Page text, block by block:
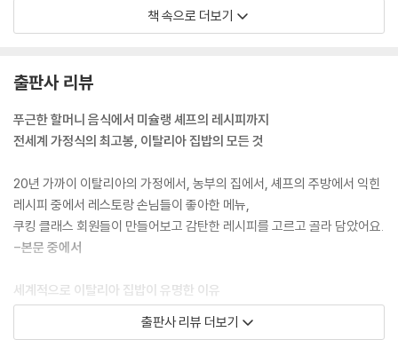
바지락으로 봉골레 링귀네
리코타치즈 시금치 칸넬로니
왕새우구이 사프란리조또
딱새우로제리조또
스테이크를 부르는 말 비스테카
매시트포테이토를 곁들인 흑맥주목살찜
쉽고 폼 나는 도미오븐구이
PART 4 이탈리아 현지의 맛을 찾아서
치즈 넣은 수플레
구수한 보리타불레
--- 「Italian Sauce」 중에서
맛과 부드러운 생크림의 조화가 일품이었죠.
--- 「크림당근」 중에서
감자가 식으면 잘 으깨지지 않고, 너무 뜨거우면 달걀이 익어버리니 따뜻
할 때 반죽하세요. 뇨끼를 반죽할 때 힘을 많이 줘 밀거나 뭉치면 물기가 나
오기 때문에 힘을 적당히 주는 것이 중요해요.
--- 「뇨끼」 중에서
을 흔들어 크림화하는 만테카레 과정이 중요해요. 그래야 느끼하지 않으면
서 깊은 맛이 나요.
책 속으로 더보기
출판사 리뷰
푸근한 할머니 음식에서 미슐랭 셰프의 레시피까지
전세계 가정식의 최고봉, 이탈리아 집밥의 모든 것
20년 가까이 이탈리아의 가정에서, 농부의 집에서, 셰프의 주방에서 익힌
레시피 중에서 레스토랑 손님들이 좋아한 메뉴,
쿠킹 클래스 회원들이 만들어보고 감탄한 레시피를 고르고 골라 담았어요.
-본문 중에서
세계적으로 이탈리아 집밥이 유명한 이유
쉽다! 맛있다! 건강하다!
출판사 리뷰 더보기